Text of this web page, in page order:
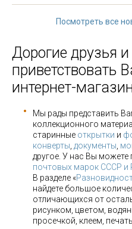
Посмотреть все
Дорогие друзья
приветствовать
интернет-
Мы рады представить
коллекционного
старинные открытки и
конверты документы
другое. У нас Вы можете
почтовых марок СССР и
В разделе «
найдете большое
отличающихся от
рисунком, цветом,
просечкой, клеем,